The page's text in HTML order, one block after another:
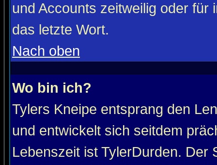
und Accounts zeitweilig oder
das letzte Wort.
Nach oben
Wo bin ich?
Tylers Kneipe entsprang den
und entwickelt sich seitdem
Lebenszeit ist TylerDurden. Der